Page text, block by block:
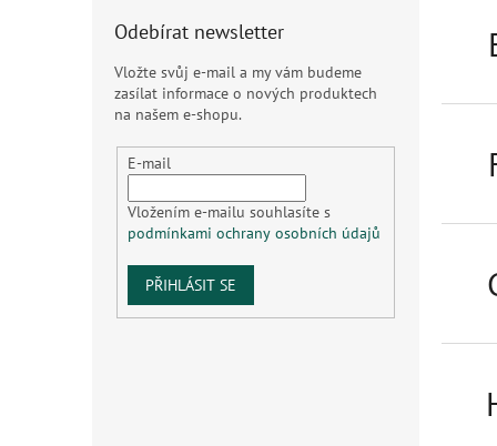
Odebírat newsletter
Vložte svůj e-mail a my vám budeme
zasílat informace o nových produktech
na našem e-shopu.
E-mail
Vložením e-mailu souhlasíte s
podmínkami ochrany osobních údajů
PŘIHLÁSIT SE